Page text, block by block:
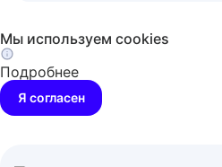
Мы используем cookies
Подробнее
Я согласен